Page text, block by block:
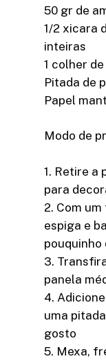
50 gr de
1/2 xicara
inteiras
1 colher
Pitada de
Papel
Modo de
1. Retire a
para
2. Com
espiga e
pouquinho
3.
panela
4.
uma
gosto
5. Mexa,